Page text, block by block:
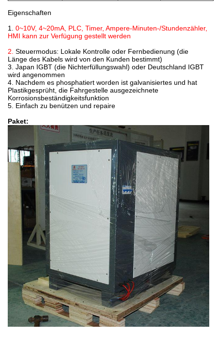
Eigenschaften
1. 0~10V, 4~20mA, PLC, Timer, Ampere-Minuten-/Stundenzähler,
HMI kann zur Verfügung gestellt werden
2. Steuermodus: Lokale Kontrolle oder Fernbedienung (die
Länge des Kabels wird von den Kunden bestimmt)
3. Japan IGBT (die Nichterfüllungswahl) oder Deutschland IGBT
wird angenommen
4. Nachdem es phosphatiert worden ist galvanisiertes und hat
Plastikgesprüht, die Fahrgestelle ausgezeichnete
Korrosionsbeständigkeitsfunktion
5. Einfach zu benützen und repaire
Paket: